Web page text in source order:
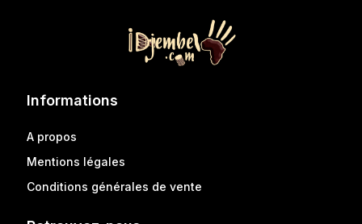
Informations
A propos
Mentions légales
Conditions générales de vente